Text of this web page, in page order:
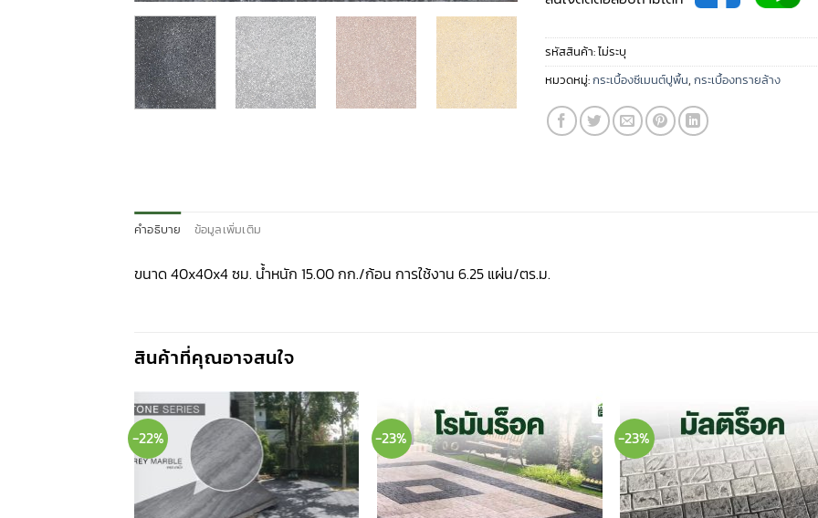
รหัสสินค้า:ไม่ระบุ
หมวดหมู่:กระเบื้องซีเมนต์ปูพื้น, กระเบื้องทรายล้าง
คำอธิบาย ข้อมูลเพิ่มเติม
ขนาด 40x40x4 ซม. น้ำหนัก 15.00 กก./ก้อน การใช้งาน 6.25 แผ่น/ตร.ม.
สินค้าที่คุณอาจสนใจ
-22% -23% -23%